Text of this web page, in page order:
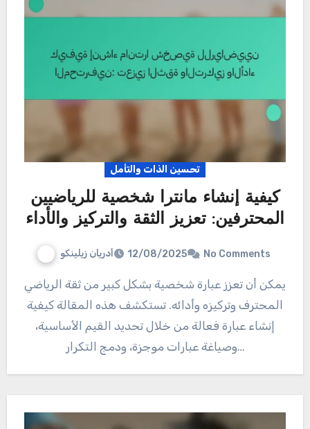
تحسين الذات والتأمل
كيفية إنشاء مانترا شخصية للرياضيين
المحترفين: تعزيز الثقة والتركيز والأداء
أدريان زيلينكو 12/08/2025 No Comments
يمكن أن تعزز عبارة شخصية بشكل كبير من ثقة الرياضي
المحترف وتركيزه وأدائه. تستكشف هذه المقالة كيفية
إنشاء عبارة فعالة من خلال تحديد القيم الأساسية،
وصياغة عبارات موجزة، ودمج التكرار…